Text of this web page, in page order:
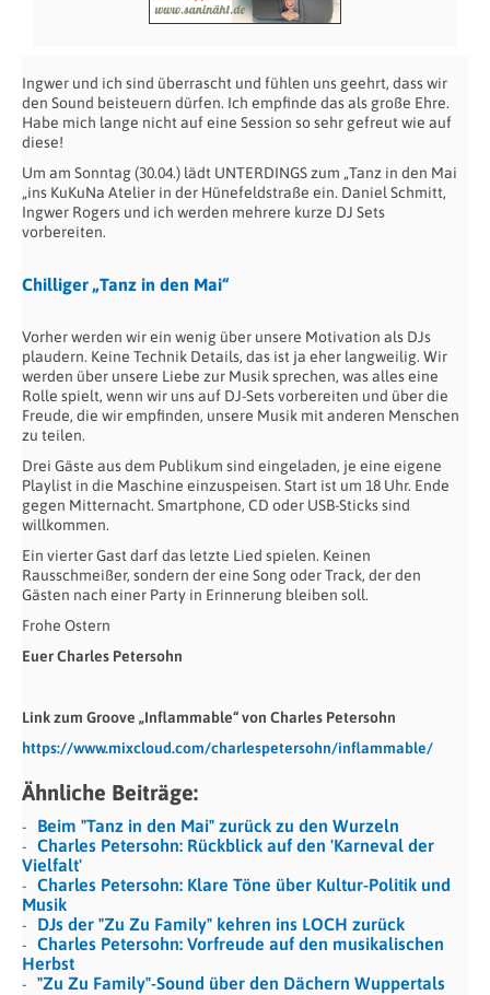
Ingwer und ich sind überrascht und fühlen uns geehrt, dass wir
den Sound beisteuern dürfen. Ich empfinde das als große Ehre.
Habe mich lange nicht auf eine Session so sehr gefreut wie auf
diese!
Um am Sonntag (30.04.) lädt UNTERDINGS zum „Tanz in den Mai
„ins KuKuNa Atelier in der Hünefeldstraße ein. Daniel Schmitt,
Ingwer Rogers und ich werden mehrere kurze DJ Sets
vorbereiten.
Chilliger „Tanz in den Mai“
Vorher werden wir ein wenig über unsere Motivation als DJs
plaudern. Keine Technik Details, das ist ja eher langweilig. Wir
werden über unsere Liebe zur Musik sprechen, was alles eine
Rolle spielt, wenn wir uns auf DJ-Sets vorbereiten und über die
Freude, die wir empfinden, unsere Musik mit anderen Menschen
zu teilen.
Drei Gäste aus dem Publikum sind eingeladen, je eine eigene
Playlist in die Maschine einzuspeisen. Start ist um 18 Uhr. Ende
gegen Mitternacht. Smartphone, CD oder USB-Sticks sind
willkommen.
Ein vierter Gast darf das letzte Lied spielen. Keinen
Rausschmeißer, sondern der eine Song oder Track, der den
Gästen nach einer Party in Erinnerung bleiben soll.
Frohe Ostern
Euer Charles Petersohn
Link zum Groove „Inflammable“ von Charles Petersohn
https://www.mixcloud.com/charlespetersohn/inflammable/
Ähnliche Beiträge:
Beim "Tanz in den Mai" zurück zu den Wurzeln
Charles Petersohn: Rückblick auf den 'Karneval der
Vielfalt'
Charles Petersohn: Klare Töne über Kultur-Politik und
Musik
DJs der "Zu Zu Family" kehren ins LOCH zurück
Charles Petersohn: Vorfreude auf den musikalischen
Herbst
"Zu Zu Family"-Sound über den Dächern Wuppertals